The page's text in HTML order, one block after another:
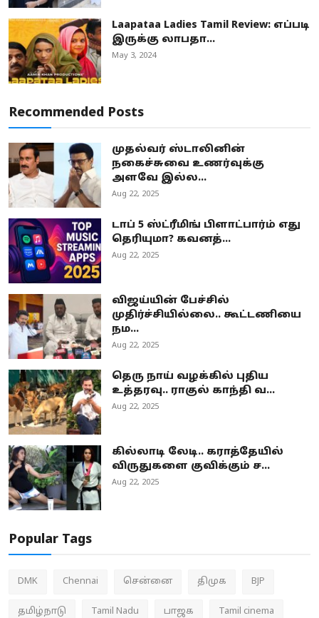
Laapataa Ladies Tamil Review: எப்படி
இருக்கு லாபதா...
May 3, 2024
Recommended Posts
முதல்வர் ஸ்டாலினின்
நகைச்சுவை உணர்வுக்கு
அளவே இல்ல...
Aug 22, 2025
டாப் 5 ஸ்ட்ரீமிங் பிளாட்பார்ம் எது
தெரியுமா? கவனத்...
Aug 22, 2025
விஜய்யின் பேச்சில்
முதிர்ச்சியில்லை.. கூட்டணியை
நம...
Aug 22, 2025
தெரு நாய் வழக்கில் புதிய
உத்தரவு.. ராகுல் காந்தி வ...
Aug 22, 2025
கில்லாடி லேடி.. கராத்தேயில்
விருதுகளை குவிக்கும் ச...
Aug 22, 2025
Popular Tags
DMK Chennai சென்னை திமுக BJP
தமிழ்நாடு Tamil Nadu பாஜக Tamil cinema